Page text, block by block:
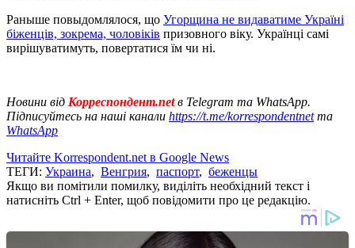
Раныше повыдомлялося, що Угорщина не видаватиме Україні
біженців, зокрема, чоловіків призовного віку. Українці самі
вирішуватимуть, повертатися їм чи ні.
Новини від Корреспондент.netв Telegram та WhatsApp.
Підписуйтесь на наші канали https://t.me/korrespondentnetта
WhatsApp
Читайте Korrespondent.net в Google News
ТЕГИ: Украина, Венгрия, паспорт, беженцы
Якщо ви помітили помилку, виділіть необхідний текст і
натисніть Ctrl + Enter, щоб повідомити про це редакцію.